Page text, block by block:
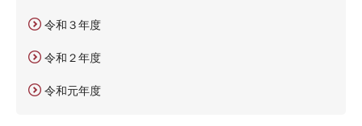
令和３年度
令和２年度
令和元年度